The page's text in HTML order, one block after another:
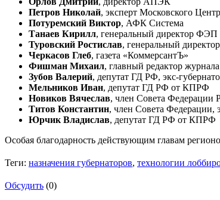
Петров Николай, эксперт Московского
Потуремский Виктор, АФК Система
Танаев Кирилл, генеральный директор ФЭП
Туровский Ростислав, генеральный
Черкасов Глеб, газета «КоммерсантЪ»
Фишман Михаил, главный редактор
Зубов Валерий, депутат ГД РФ, экс-
Мельников Иван, депутат ГД РФ от КПРФ
Новиков Вячеслав, член Совета Федерации
Титов Константин, член Совета Федерации,
Юрчик Владислав, депутат ГД РФ от КПРФ
Особая благодарность действующим главам
Теги: назначения губернаторов, технологии
Обсудить (0)